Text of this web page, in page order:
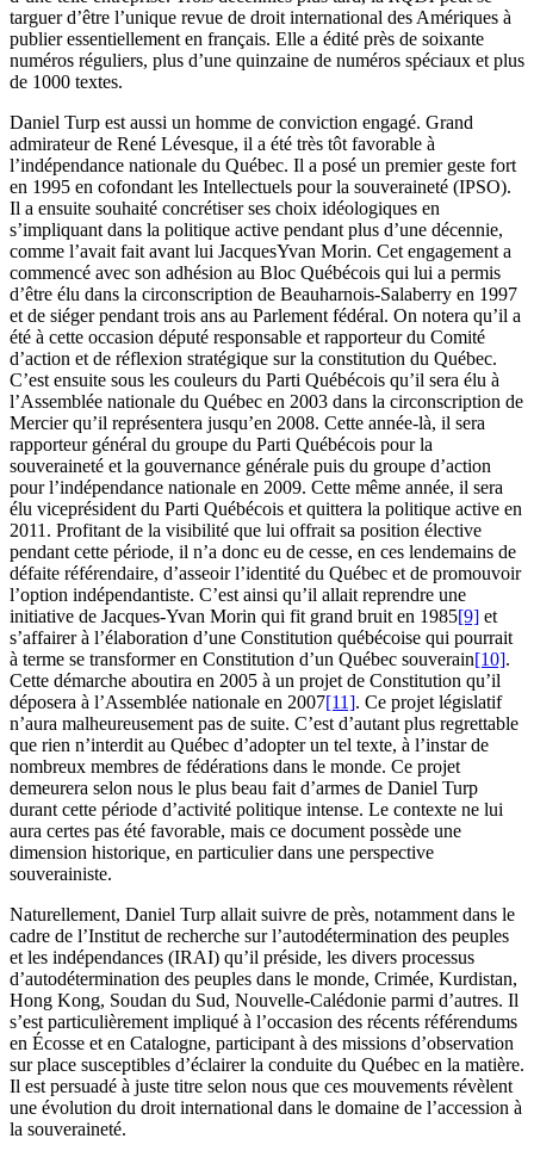
targuer d’être l’unique revue de droit international des Amériques à
publier essentiellement en français. Elle a édité près de soixante
numéros réguliers, plus d’une quinzaine de numéros spéciaux et plus
de 1000 textes.
Daniel Turp est aussi un homme de conviction engagé. Grand
admirateur de René Lévesque, il a été très tôt favorable à
l’indépendance nationale du Québec. Il a posé un premier geste fort
en 1995 en cofondant les Intellectuels pour la souveraineté (IPSO).
Il a ensuite souhaité concrétiser ses choix idéologiques en
s’impliquant dans la politique active pendant plus d’une décennie,
comme l’avait fait avant lui JacquesYvan Morin. Cet engagement a
commencé avec son adhésion au Bloc Québécois qui lui a permis
d’être élu dans la circonscription de Beauharnois-Salaberry en 1997
et de siéger pendant trois ans au Parlement fédéral. On notera qu’il a
été à cette occasion député responsable et rapporteur du Comité
d’action et de réflexion stratégique sur la constitution du Québec.
C’est ensuite sous les couleurs du Parti Québécois qu’il sera élu à
l’Assemblée nationale du Québec en 2003 dans la circonscription de
Mercier qu’il représentera jusqu’en 2008. Cette année-là, il sera
rapporteur général du groupe du Parti Québécois pour la
souveraineté et la gouvernance générale puis du groupe d’action
pour l’indépendance nationale en 2009. Cette même année, il sera
élu viceprésident du Parti Québécois et quittera la politique active en
2011. Profitant de la visibilité que lui offrait sa position élective
pendant cette période, il n’a donc eu de cesse, en ces lendemains de
défaite référendaire, d’asseoir l’identité du Québec et de promouvoir
l’option indépendantiste. C’est ainsi qu’il allait reprendre une
initiative de Jacques-Yvan Morin qui fit grand bruit en 1985[9] et
s’affairer à l’élaboration d’une Constitution québécoise qui pourrait
à terme se transformer en Constitution d’un Québec souverain[10].
Cette démarche aboutira en 2005 à un projet de Constitution qu’il
déposera à l’Assemblée nationale en 2007[11]. Ce projet législatif
n’aura malheureusement pas de suite. C’est d’autant plus regrettable
que rien n’interdit au Québec d’adopter un tel texte, à l’instar de
nombreux membres de fédérations dans le monde. Ce projet
demeurera selon nous le plus beau fait d’armes de Daniel Turp
durant cette période d’activité politique intense. Le contexte ne lui
aura certes pas été favorable, mais ce document possède une
dimension historique, en particulier dans une perspective
souverainiste.
Naturellement, Daniel Turp allait suivre de près, notamment dans le
cadre de l’Institut de recherche sur l’autodétermination des peuples
et les indépendances (IRAI) qu’il préside, les divers processus
d’autodétermination des peuples dans le monde, Crimée, Kurdistan,
Hong Kong, Soudan du Sud, Nouvelle-Calédonie parmi d’autres. Il
s’est particulièrement impliqué à l’occasion des récents référendums
en Écosse et en Catalogne, participant à des missions d’observation
sur place susceptibles d’éclairer la conduite du Québec en la matière.
Il est persuadé à juste titre selon nous que ces mouvements révèlent
une évolution du droit international dans le domaine de l’accession à
la souveraineté.